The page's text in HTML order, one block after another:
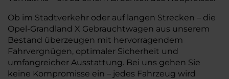
Ob im Stadtverkehr oder auf langen Strecken – die
Opel-Grandland X Gebrauchtwagen aus unserem
Bestand überzeugen mit hervorragendem
Fahrvergnügen, optimaler Sicherheit und
umfangreicher Ausstattung. Bei uns gehen Sie
keine Kompromisse ein – jedes Fahrzeug wird